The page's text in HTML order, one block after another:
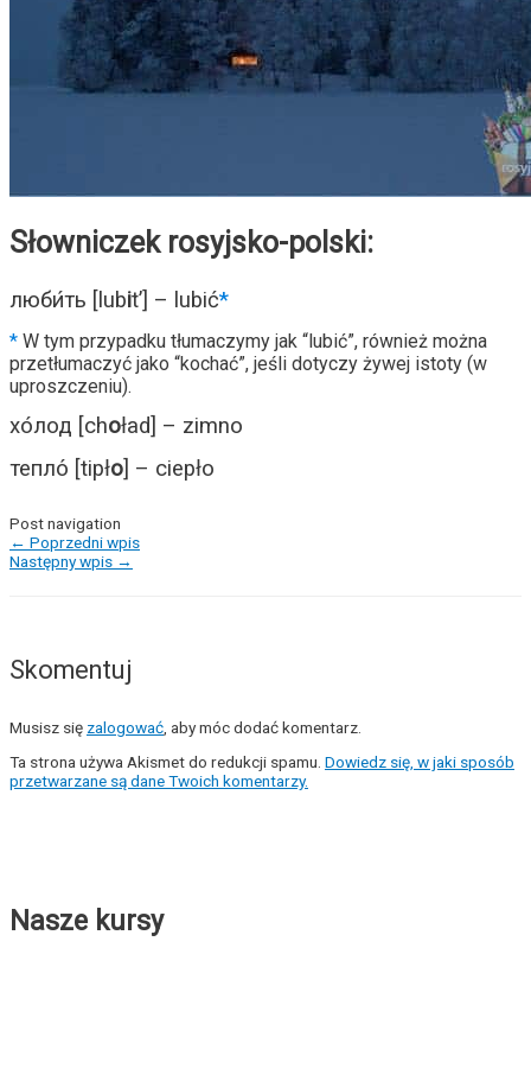
Słowniczek rosyjsko-polski:
люби́ть [lubit’] – lubić*
* W tym przypadku tłumaczymy jak “lubić”, również można
przetłumaczyć jako “kochać”, jeśli dotyczy żywej istoty (w
uproszczeniu).
хо́лод [choład] – zimno
тепло́ [tipło] – ciepło
Post navigation
← Poprzedni wpis
Następny wpis →
Skomentuj
Musisz się zalogować , aby móc dodać komentarz.
Ta strona używa Akismet do redukcji spamu. Dowiedz się, w jaki sposób
przetwarzane są dane Twoich komentarzy.
Nasze kursy